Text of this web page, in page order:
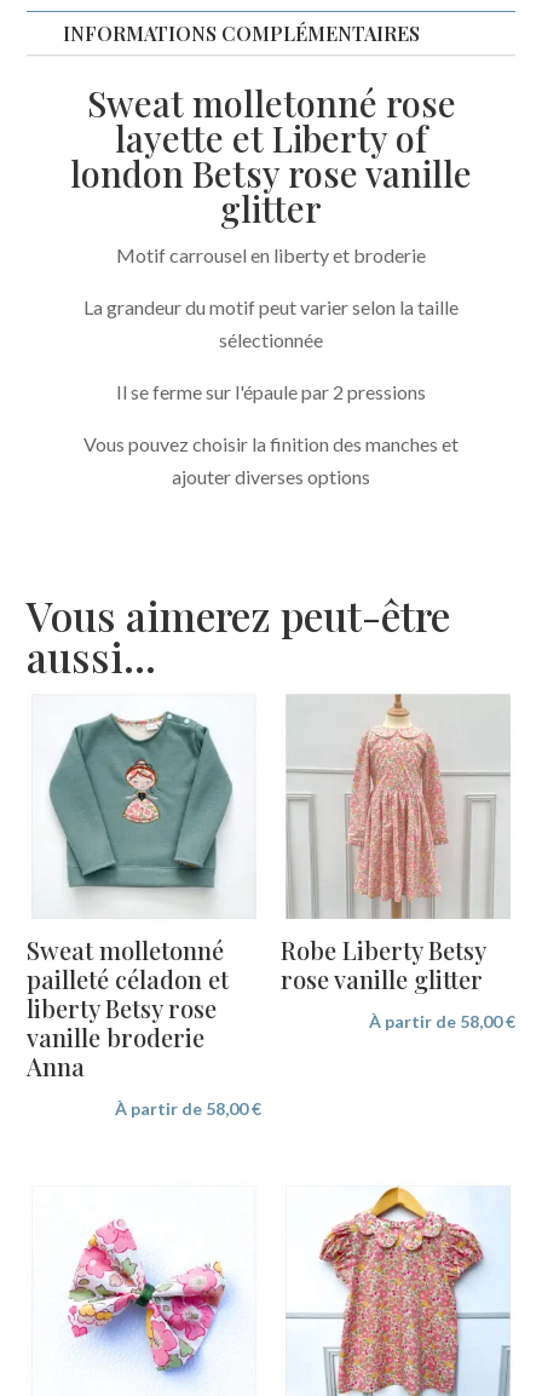
Betsy
carrousel
INFORMATIONS COMPLÉMENTAIRES
Sweat molletonné rose
layette et Liberty of
london Betsy rose vanille
glitter
Motif carrousel en liberty et broderie
La grandeur du motif peut varier selon la taille
sélectionnée
Il se ferme sur l'épaule par 2 pressions
Vous pouvez choisir la finition des manches et
ajouter diverses options
Vous aimerez peut-être
aussi…
Sweat molletonné
pailleté céladon et
liberty Betsy rose
vanille broderie
Anna
À partir de 58,00€
Robe Liberty Betsy
rose vanille glitter
À partir de 58,00€